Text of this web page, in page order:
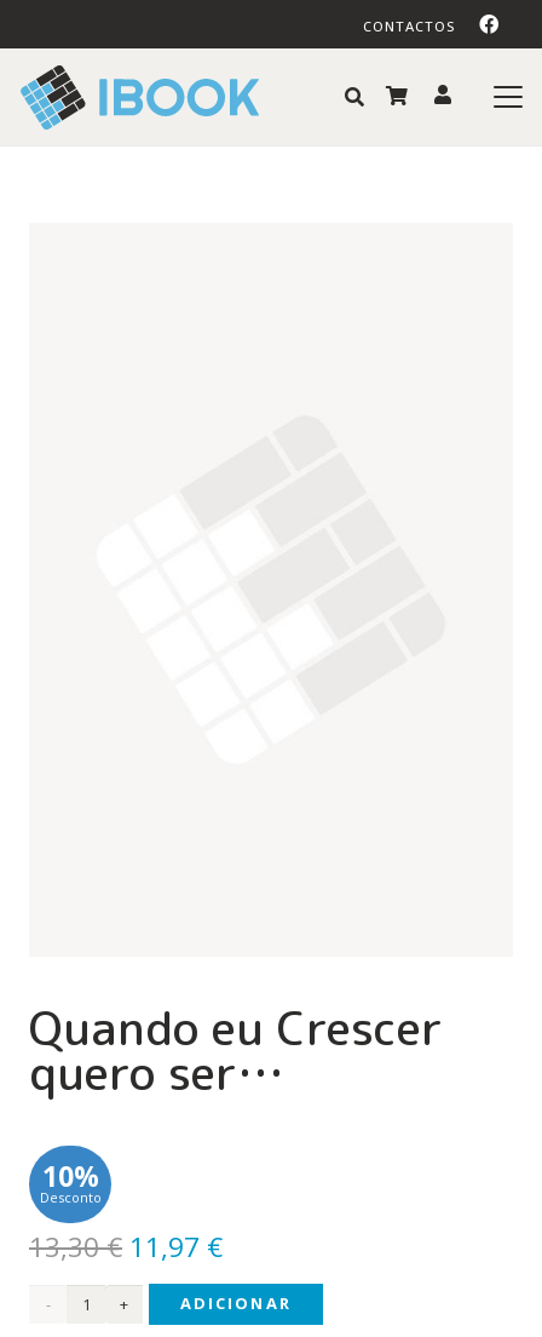
CONTACTOS
Quando eu Crescer
quero ser…
10%
Desconto
13,30€ O
preço
original
11,97 €O
preço
atual
Quantidade
ADICIONAR